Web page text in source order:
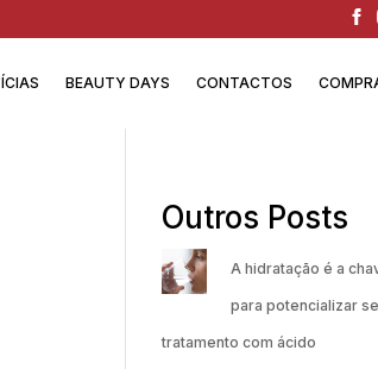
BEAUTY DAYS CONTACTOS
Outros Posts
A hidratação é a
para potencializar
tratamento com ácido